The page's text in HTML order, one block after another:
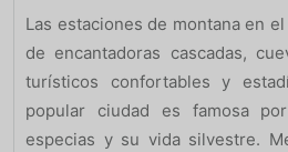
Las estaciones de montana en
de encantadoras cascadas,
turísticos confortables y
popular ciudad es famosa
especias y su vida silvestre.